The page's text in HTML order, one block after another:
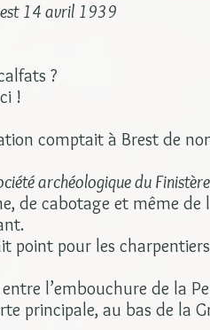
14 avril 1939
?
!
comptait à Brest de
archéologique du
de cabotage et même
point pour les
l’embouchure de la
principale, au bas de la